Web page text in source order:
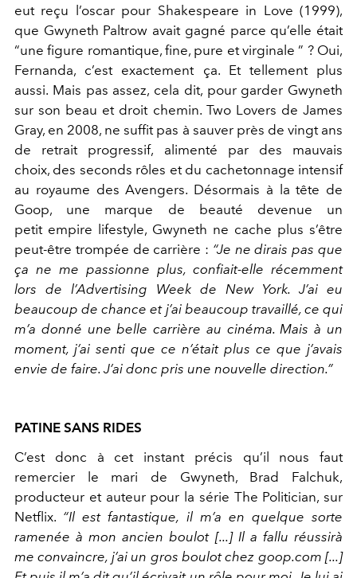
eut reçu l’oscar pour Shakespeare in Love (1999),
que Gwyneth Paltrow avait gagné parce qu’elle était
“une figure romantique, fine, pure et virginale ” ? Oui,
Fernanda, c’est exactement ça. Et tellement plus
aussi. Mais pas assez, cela dit, pour garder Gwyneth
sur son beau et droit chemin. Two Lovers de James
Gray, en 2008, ne suffit pas à sauver près de vingt ans
de retrait progressif, alimenté par des mauvais
choix, des seconds rôles et du cachetonnage intensif
au royaume des Avengers. Désormais à la tête de
Goop, une marque de beauté devenue un
petit empire lifestyle, Gwyneth ne cache plus s’être
peut-être trompée de carrière : “Je ne dirais pas que
ça ne me passionne plus, confiait-elle récemment
lors de l’Advertising Week de New York. J’ai eu
beaucoup de chance et j’ai beaucoup travaillé, ce qui
m’a donné une belle carrière au cinéma. Mais à un
moment, j’ai senti que ce n’était plus ce que j’avais
envie de faire. J’ai donc pris une nouvelle direction.”
PATINE SANS RIDES
C’est donc à cet instant précis qu’il nous faut
remercier le mari de Gwyneth, Brad Falchuk,
producteur et auteur pour la série The Politician, sur
Netflix. “Il est fantastique, il m’a en quelque sorte
ramenée à mon ancien boulot [...] Il a fallu réussirà
me convaincre, j’ai un gros boulot chez goop.com [...]